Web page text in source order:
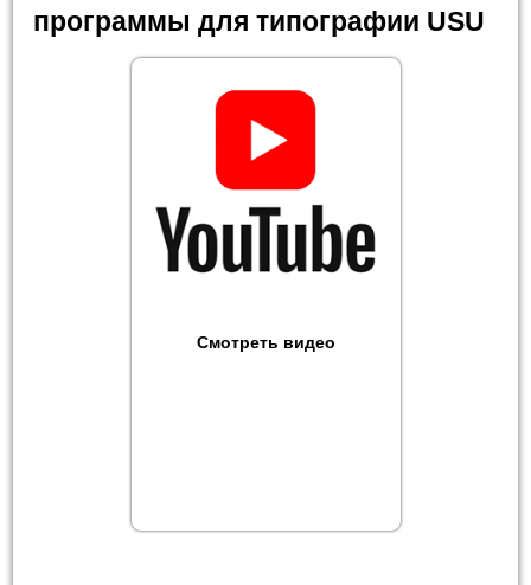
программы для типографии USU
Смотреть видео